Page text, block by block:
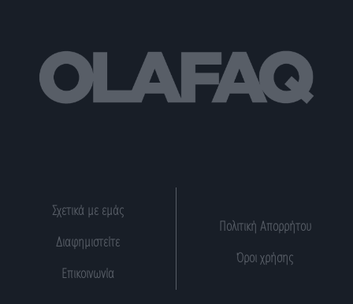
Σχετικά με εμάς
Διαφημιστείτε
Επικοινωνία
Πολιτική Απορρήτου
Όροι χρήσης